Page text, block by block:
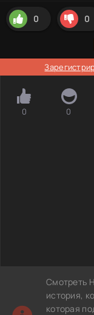
0 0
0 0
Смотреть
история,
которая